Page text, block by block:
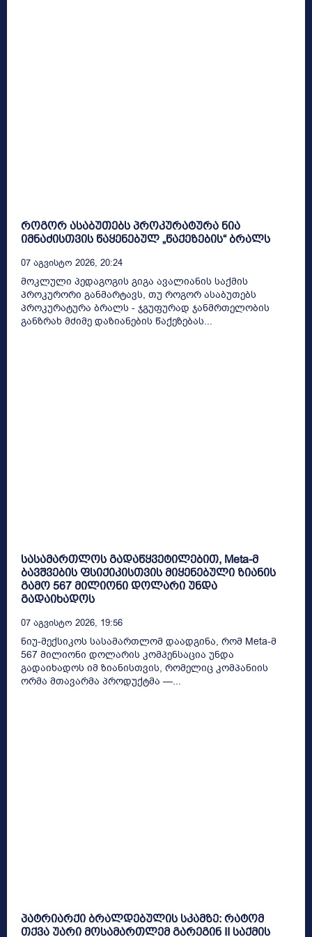
როგორ ასაბუთებს პროკურატურა ნია
იმნაძისთვის წაყენებულ „წაქეზების“ ბრალს
07 Აგვისტო 2026, 20:24
მოკლული პედაგოგის გიგა ავალიანის საქმის
პროკურორი განმარტავს, თუ როგორ ასაბუთებს
პროკურატურა ბრალს - ჯგუფურად ჯანმრთელობის
განზრახ მძიმე დაზიანების წაქეზებას...
სასამართლოს გადაწყვეტილებით, Meta-მ
ბავშვების ფსიქიკისთვის მიყენებული ზიანის
გამო 567 მილიონი დოლარი უნდა
გადაიხადოს
07 Აგვისტო 2026, 19:56
ნიუ-მექსიკოს სასამართლომ დაადგინა, რომ Meta-მ
567 მილიონი დოლარის კომპენსაცია უნდა
გადაიხადოს იმ ზიანისთვის, რომელიც კომპანიის
ორმა მთავარმა პროდუქტმა —...
პატრიარქი ბრალდებულის სკამზე: რატომ
თქვა უარი მოსამართლემ გარეგინ II საქმის